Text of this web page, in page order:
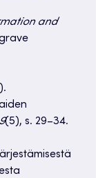
and
9(5), s. 29–34.